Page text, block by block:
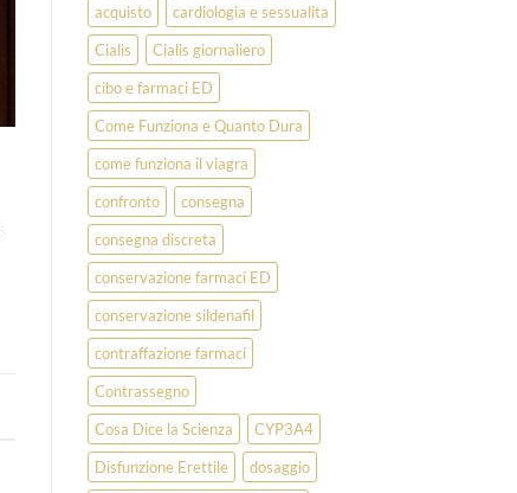
acquisto
cardiologia e sessualita
Cialis
Cialis giornaliero
cibo e farmaci ED
Come Funziona e Quanto Dura
come funziona il viagra
confronto
consegna
consegna discreta
conservazione farmaci ED
conservazione sildenafil
contraffazione farmaci
Contrassegno
Cosa Dice la Scienza
CYP3A4
Disfunzione Erettile
dosaggio